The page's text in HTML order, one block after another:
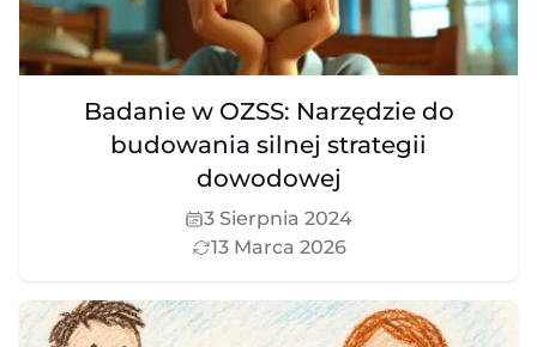
Badanie w OZSS: Narzędzie do
budowania silnej strategii
dowodowej
3 Sierpnia 2024
13 Marca 2026